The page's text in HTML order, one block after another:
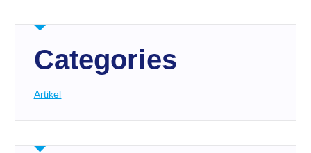
Categories
Artikel